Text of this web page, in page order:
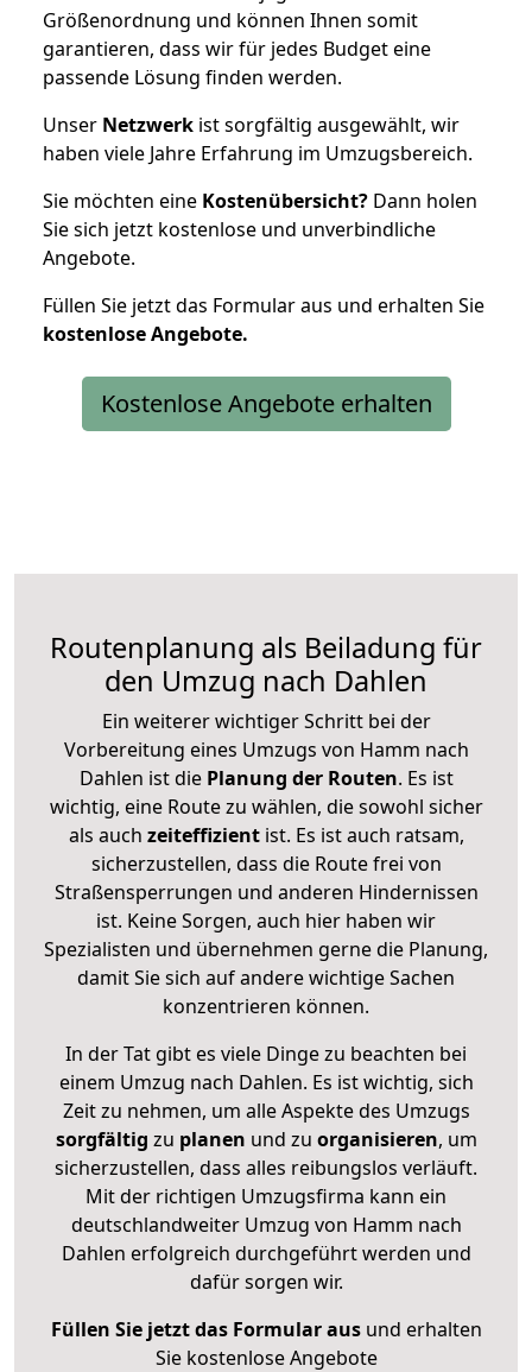
Größenordnung und können Ihnen somit
garantieren, dass wir für jedes Budget eine
passende Lösung finden werden.
Unser Netzwerk ist sorgfältig ausgewählt, wir
haben viele Jahre Erfahrung im Umzugsbereich.
Sie möchten eine Kostenübersicht? Dann holen
Sie sich jetzt kostenlose und unverbindliche
Angebote.
Füllen Sie jetzt das Formular aus und erhalten Sie
kostenloseAngebote.
Kostenlose Angebote erhalten
Routenplanung als Beiladung für
den Umzug nach Dahlen
Ein weiterer wichtiger Schritt bei der
Vorbereitung eines Umzugs von Hamm nach
Dahlen ist diePlanung der Routen. Es ist
wichtig, eine Route zu wählen, die sowohl sicher
als auch zeiteffizientist. Es ist auch ratsam,
sicherzustellen, dass die Route frei von
Straßensperrungen und anderen Hindernissen
ist. Keine Sorgen, auch hier haben wir
Spezialisten und übernehmen gerne die Planung,
damit Sie sich auf andere wichtige Sachen
konzentrieren können.
In der Tat gibt es viele Dinge zu beachten bei
einem Umzug nach Dahlen. Es ist wichtig, sich
Zeit zu nehmen, um alle Aspekte des Umzugs
sorgfältig zu planen und zu organisieren, um
sicherzustellen, dass alles reibungslos verläuft.
Mit der richtigen Umzugsfirma kann ein
deutschlandweiter Umzug von Hamm nach
Dahlen erfolgreich durchgeführt werden und
dafür sorgen wir.
Füllen Sie jetzt das Formular ausund erhalten
Sie kostenlose Angebote